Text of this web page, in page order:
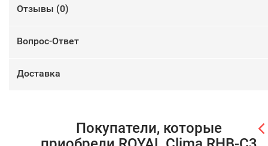
Отзывы (0)
Вопрос-Ответ
Доставка
Покупатели, которые